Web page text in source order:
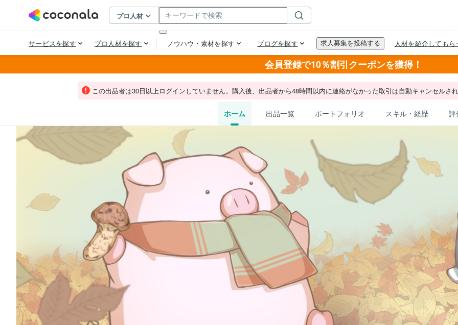
会員登録で10％割引クーポンを獲得！
この出品者は30日以上ログインしていません。購入後、出品者から48時間以内に連絡がなかった取引は自動キャンセルさ
ホーム 出品一覧 ポートフォリオ スキル・経歴 評